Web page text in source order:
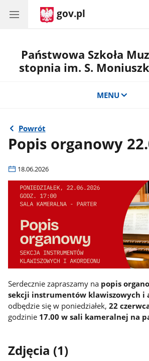
gov.pl
Państwowa Szkoła
stopnia im. S.
MENU
Powrót
Popis organowy
18.06.2026
Serdecznie zapraszamy na popis
sekcji instrumentów klawiszowych i
odbędzie się w poniedziałek,22
godzinie 17.00 w sali kameralnej na
Zdjęcia (1)